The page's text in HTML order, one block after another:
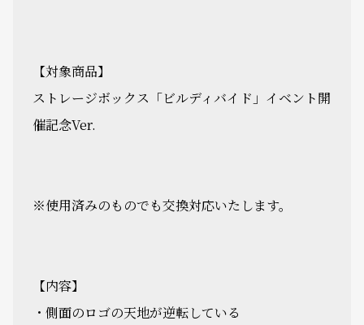
【対象商品】
ストレージボックス「ビルディバイド」イベント開
催記念Ver.
※使用済みのものでも交換対応いたします。
【内容】
・側面のロゴの天地が逆転している